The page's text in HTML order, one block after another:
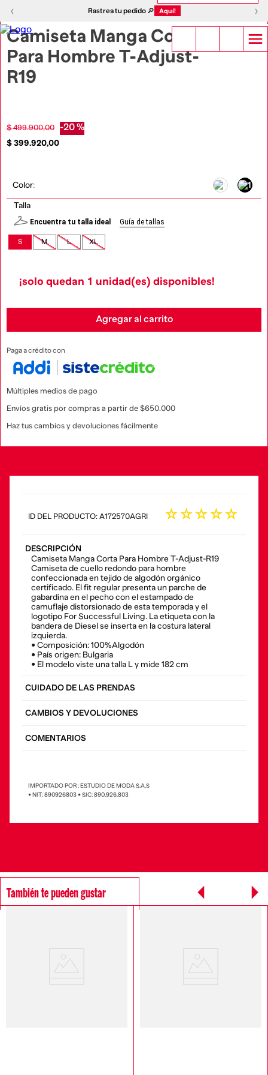
‹ Rastrea tu pedido 🔎 Aquí! ›
‹ ›
Camiseta Manga Corta
Para Hombre T-Adjust-
R19
$ 499.900,00 -20 %
$399.920,00
Color:
Talla
Encuentra tu talla ideal Guía de tallas
S M L XL
¡solo quedan 1 unidad(es) disponibles!
Agregar al carrito
Paga a crédito con
Múltiples medios de pago
Envíos gratis por compras a partir de $650.000
Haz tus cambios y devoluciones fácilmente
: A172570AGRI ☆☆☆☆☆
DESCRIPCIÓN
Camiseta Manga Corta Para Hombre T-Adjust-R19
Camiseta de cuello redondo para hombre
confeccionada en tejido de algodón orgánico
certificado. El fit regular presenta un parche de
gabardina en el pecho con el estampado de
camuflaje distorsionado de esta temporada y el
logotipo For Successful Living. La etiqueta con la
bandera de Diesel se inserta en la costura lateral
izquierda.
• Composición: 100%Algodón
• País origen: Bulgaria
• El modelo viste una talla L y mide 182 cm
CUIDADO DE LAS PRENDAS
CAMBIOS Y DEVOLUCIONES
COMENTARIOS
IMPORTADO POR : ESTUDIO DE MODA S.A.S
• NIT: 890926803 • SIC: 890.926.803
También te pueden gustar